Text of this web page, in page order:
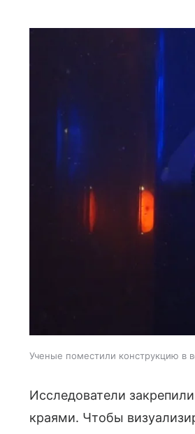
Ученые поместили конструкцию в
Исследователи
краями. Чтобы